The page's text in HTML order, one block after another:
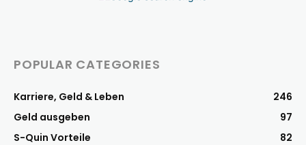
POPULAR CATEGORIES
Karriere, Geld & Leben
246
Geld ausgeben
97
S-Quin Vorteile
82